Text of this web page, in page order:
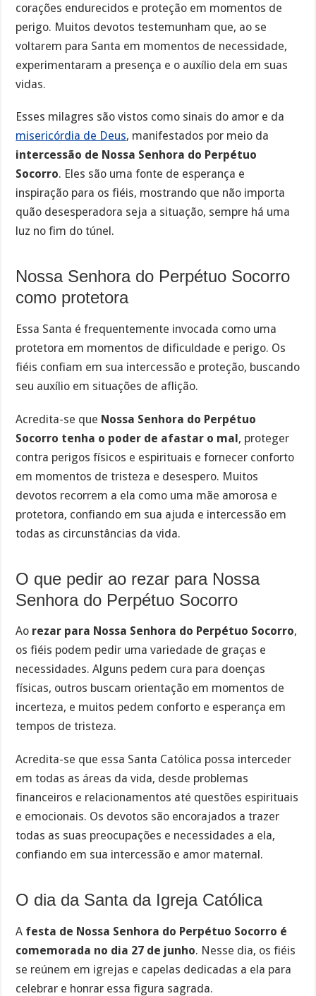
corações endurecidos e proteção em momentos de
perigo. Muitos devotos testemunham que, ao se
voltarem para Santa em momentos de necessidade,
experimentaram a presença e o auxílio dela em suas
vidas.
Esses milagres são vistos como sinais do amor e da
misericórdia de Deus, manifestados por meio da
intercessão de Nossa Senhora do Perpétuo
Socorro. Eles são uma fonte de esperança e
inspiração para os fiéis, mostrando que não importa
quão desesperadora seja a situação, sempre há uma
luz no fim do túnel.
Nossa Senhora do Perpétuo Socorro
como protetora
Essa Santa é frequentemente invocada como uma
protetora em momentos de dificuldade e perigo. Os
fiéis confiam em sua intercessão e proteção, buscando
seu auxílio em situações de aflição.
Acredita-se que Nossa Senhora do Perpétuo
Socorro tenha o poder de afastar o mal, proteger
contra perigos físicos e espirituais e fornecer conforto
em momentos de tristeza e desespero. Muitos
devotos recorrem a ela como uma mãe amorosa e
protetora, confiando em sua ajuda e intercessão em
todas as circunstâncias da vida.
O que pedir ao rezar para Nossa
Senhora do Perpétuo Socorro
Ao rezar para Nossa Senhora do Perpétuo Socorro,
os fiéis podem pedir uma variedade de graças e
necessidades. Alguns pedem cura para doenças
físicas, outros buscam orientação em momentos de
incerteza, e muitos pedem conforto e esperança em
tempos de tristeza.
Acredita-se que essa Santa Católica possa interceder
em todas as áreas da vida, desde problemas
financeiros e relacionamentos até questões espirituais
e emocionais. Os devotos são encorajados a trazer
todas as suas preocupações e necessidades a ela,
confiando em sua intercessão e amor maternal.
O dia da Santa da Igreja Católica
A festa de Nossa Senhora do Perpétuo Socorro é
comemorada no dia 27 de junho. Nesse dia, os fiéis
se reúnem em igrejas e capelas dedicadas a ela para
celebrar e honrar essa figura sagrada.